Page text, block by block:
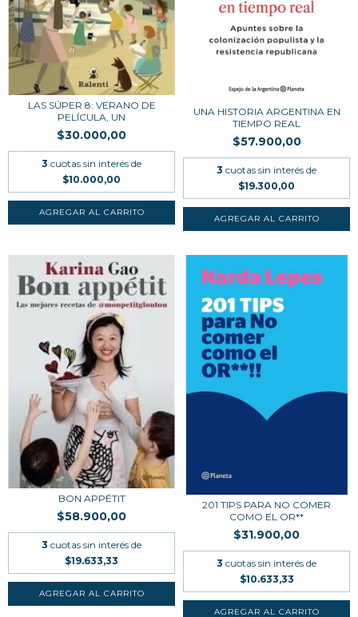
LAS SÚPER 8: VERANO DE
PELÍCULA, UN
$30.000,00
3 cuotas sin interés de
$10.000,00
UNA HISTORIA ARGENTINA EN
TIEMPO REAL
$57.900,00
3 cuotas sin interés de
$19.300,00
BON APPÉTIT
$58.900,00
3 cuotas sin interés de
$19.633,33
201 TIPS PARA NO COMER
COMO EL OR**
$31.900,00
3 cuotas sin interés de
$10.633,33